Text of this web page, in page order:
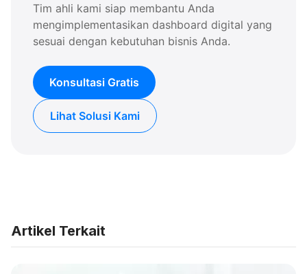
Tim ahli kami siap membantu Anda
mengimplementasikan dashboard digital yang
sesuai dengan kebutuhan bisnis Anda.
Konsultasi Gratis
Lihat Solusi Kami
Artikel Terkait